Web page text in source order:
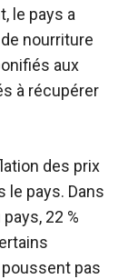
le pays a
nourriture
aux
à récupérer
des prix
le pays. Dans
22 %
pas